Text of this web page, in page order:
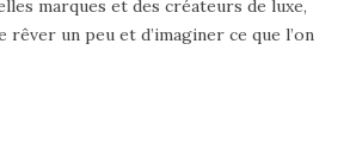
marques et des créateurs de luxe,
rêver un peu et d’imaginer ce que l’on